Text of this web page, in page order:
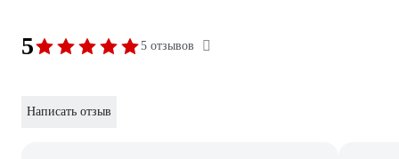
5 5 отзывов
Написать отзыв